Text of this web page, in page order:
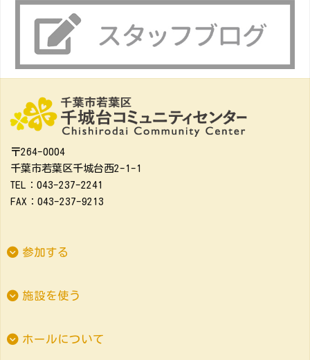
〒264-0004
千葉市若葉区千城台西2-1-1
TEL：043-237-2241
FAX：043-237-9213
参加する
施設を使う
ホールについて